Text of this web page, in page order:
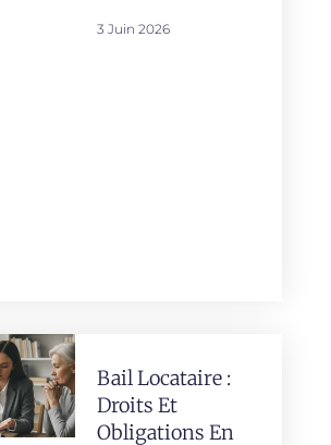
3 Juin 2026
Bail Locataire :
Droits Et
Obligations En